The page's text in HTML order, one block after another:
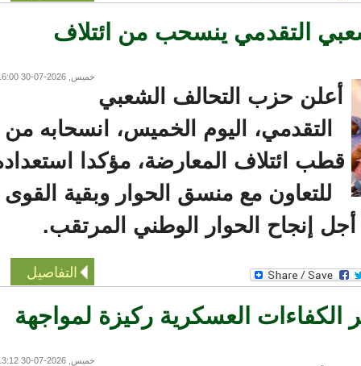
التقدمي ينسحب من ائتلاف
خميس, 2026-07-30 16:00
أعلن حزب التحالف الشعبي
التقدمي، اليوم الخميس، انسحابه من
ائتلاف المعارضة، مؤكدا استعداده
للتعاون مع منسق الحوار وبقية القوى
إنجاح الحوار الوطني المرتقب.
التفاصيل
العسكرية ركيزة لمواجهة
خميس, 2026-07-30 13:12